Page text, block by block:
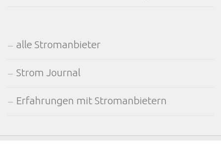
alle Stromanbieter
Strom Journal
Erfahrungen mit Stromanbietern